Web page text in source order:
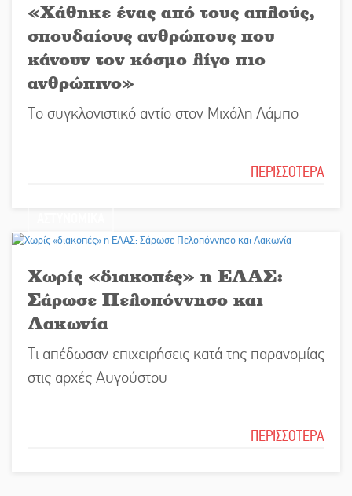
«Χάθηκε ένας από τους απλούς,
σπουδαίους ανθρώπους που
κάνουν τον κόσμο λίγο πιο
ανθρώπινο»
Το συγκλονιστικό αντίο στον Μιχάλη Λάμπο
ΠΕΡΙΣΣΟΤΕΡΑ
Χωρίς «διακοπές» η ΕΛΑΣ:
Σάρωσε Πελοπόννησο και
Λακωνία
Τι απέδωσαν επιχειρήσεις κατά της παρανομίας
στις αρχές Αυγούστου
ΠΕΡΙΣΣΟΤΕΡΑ